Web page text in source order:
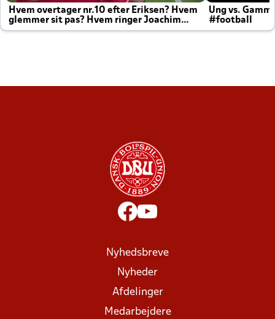
Hvem overtager nr.10 efter Eriksen? Hvem
glemmer sit pas? Hvem ringer Joachim
altid til efter kampe?
Ung vs.
#football
Nyhedsbreve
Nyheder
Afdelinger
Medarbejdere